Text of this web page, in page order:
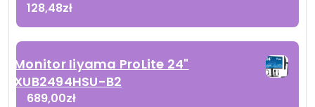
128,48zł
Monitor Iiyama ProLite 24"
XUB2494HSU-B2
689,00zł